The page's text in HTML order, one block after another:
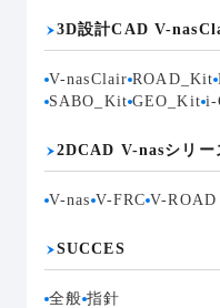
3D設計CAD V-
V-nasClair ROAD_Kit
SABO_Kit GEO_Kit i-
2DCAD V-nasシリー
V-nas V-FRC V-
SUCCES
全般 指針